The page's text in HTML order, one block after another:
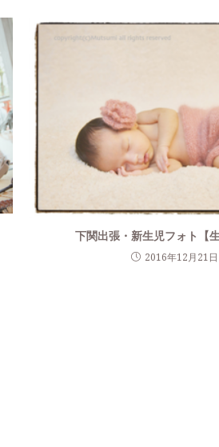
下関出張・新生児フォト【生
2016年12月21日